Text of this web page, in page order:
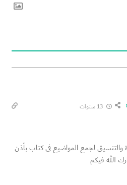
والتنسيق لجمع المواضيع فى كتاب بأذن
الله فيكم